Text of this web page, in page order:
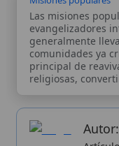
del
usando
de